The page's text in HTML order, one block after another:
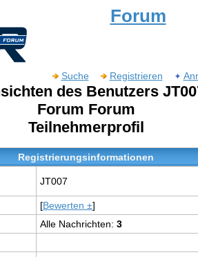
Forum
Suche Registrieren
des Benutzers
Forum Forum
Teilnehmerprofil
Registrierungsinformationen
JT007
[Bewerten ±]
Alle Nachrichten: 3